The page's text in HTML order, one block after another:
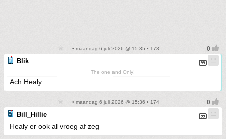
• maandag 6 juli 2026 @ 15:35 • 173
Blik
The one and Only!
Ach Healy
• maandag 6 juli 2026 @ 15:36 • 174
Bill_Hillie
Healy er ook al vroeg af zeg